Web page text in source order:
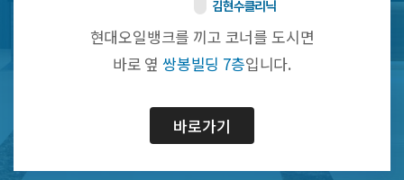
현대오일뱅크를 끼고 코너를 도시면
바로 옆 쌍봉빌딩 7층입니다.
바로가기